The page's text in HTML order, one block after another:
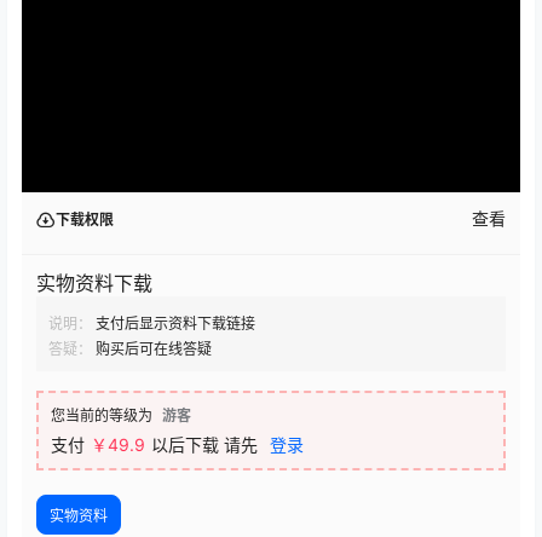
下载权限 查看
实物资料下载
说明：
支付后显示资料下载链接
答疑：
购买后可在线答疑
您当前的等级为 游客
支付 ￥49.9 以后下载 请先 登录
实物资料